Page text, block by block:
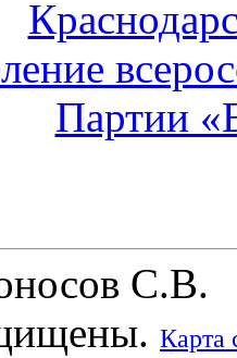
С.В.
Карта